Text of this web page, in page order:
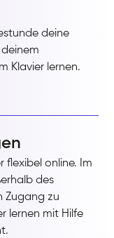
deine
Klavier lernen.
flexibel online. Im
des
Zugang zu
lernen mit Hilfe